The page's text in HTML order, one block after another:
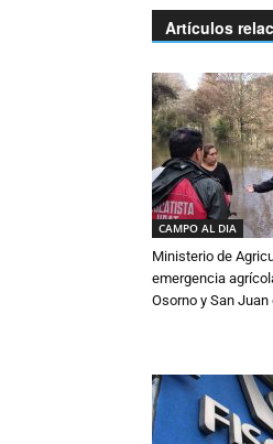
Artículos
CAMPO AL DIA
Ministerio de
emergencia
Osorno y San Juan